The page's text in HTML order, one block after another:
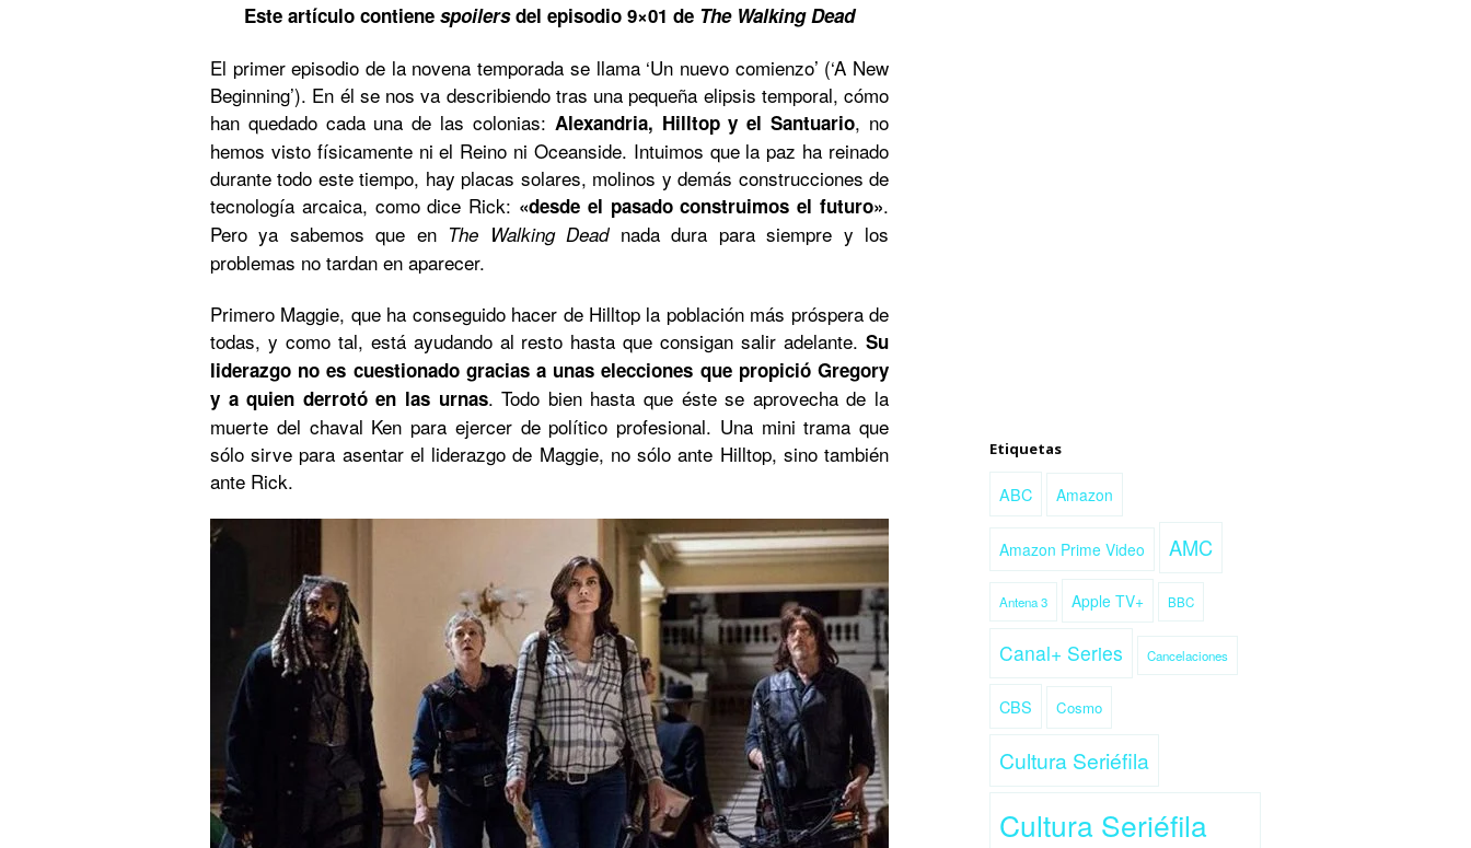
Este artículo contiene spoilersdel episodio 9×01 de The Walking Dead
El primer episodio de la novena temporada se llama ‘Un nuevo comienzo’ (‘A New
Beginning’). En él se nos va describiendo tras una pequeña elipsis temporal, cómo
han quedado cada una de las colonias: Alexandria, Hilltop y el Santuario, no
hemos visto físicamente ni el Reino ni Oceanside. Intuimos que la paz ha reinado
durante todo este tiempo, hay placas solares, molinos y demás construcciones de
tecnología arcaica, como dice Rick: «desde el pasado construimos el futuro».
Pero ya sabemos que en The Walking Dead nada dura para siempre y los
problemas no tardan en aparecer.
Primero Maggie, que ha conseguido hacer de Hilltop la población más próspera de
todas, y como tal, está ayudando al resto hasta que consigan salir adelante. Su
liderazgo no es cuestionado gracias a unas elecciones que propició Gregory
y a quien derrotó en las urnas. Todo bien hasta que éste se aprovecha de la
muerte del chaval Ken para ejercer de político profesional. Una mini trama que
sólo sirve para asentar el liderazgo de Maggie, no sólo ante Hilltop, sino también
ante Rick.
Etiquetas
ABC Amazon
Amazon Prime Video AMC
Antena 3 Apple TV+ BBC
Canal+ Series Cancelaciones
CBS Cosmo
Cultura Seriéfila
Cultura Seriéfila